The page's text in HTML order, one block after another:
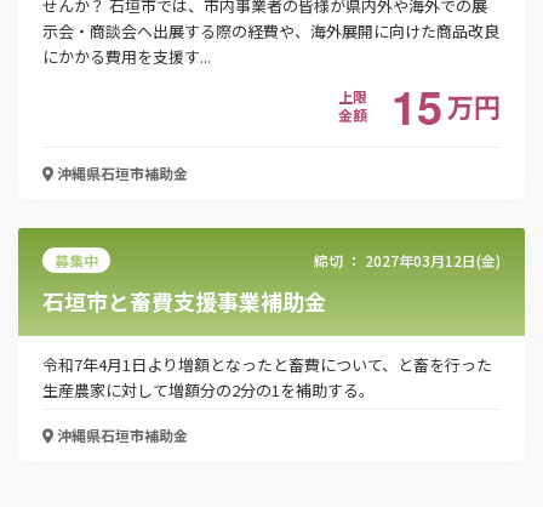
「PDF資料ダウンロード」ボタンを押下した時点
せんか？ 石垣市では、市内事業者の皆様が県内外や海外での展
示会・商談会へ出展する際の経費や、海外展開に向けた商品改良
にかかる費用を支援す...
上限
金額
15万円
沖縄県石垣市補助金
募集中 締切 ： 2027年03月12日(金)
石垣市と畜費支援事業補助金
令和7年4月1日より増額となったと畜費について、と畜を行った
生産農家に対して増額分の2分の1を補助する。
沖縄県石垣市補助金